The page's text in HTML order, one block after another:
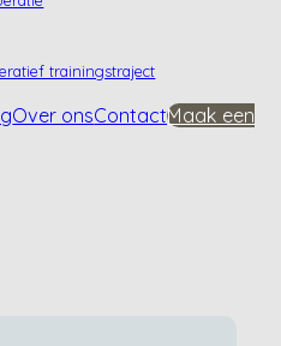
trainingstraject
Over onsContactMaak een